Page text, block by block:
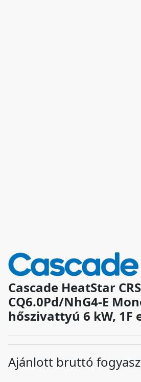
Cascade HeatStar
CQ6.0Pd/NhG4-E
hőszivattyú 6 kW, 1F
Ajánlott bruttó